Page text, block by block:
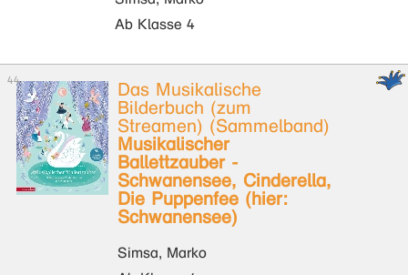
Ab Klasse 4
Das Musikalische
Bilderbuch (zum
Streamen) (Sammelband)
Musikalischer
Ballettzauber -
Schwanensee, Cinderella,
Die Puppenfee (hier:
Schwanensee)
Simsa, Marko